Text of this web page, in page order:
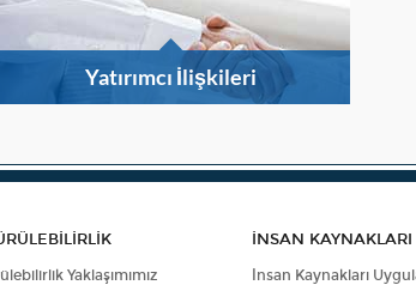
Yatırımcı İlişkileri
Yaklaşımımız
İNSAN KAYNAKLARI
İnsan Kaynakları